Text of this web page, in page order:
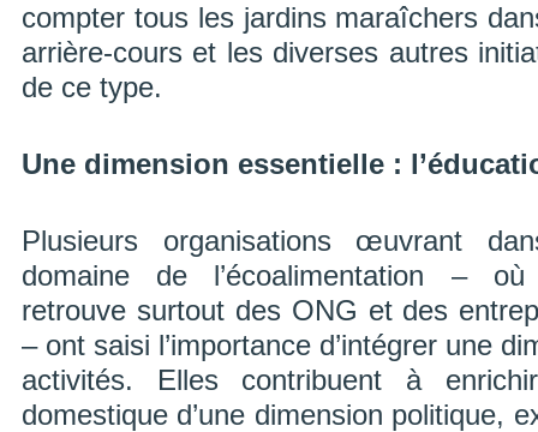
compter tous les jardins maraîchers
arrière-cours et les diverses autres
de ce type.
Une dimension essentielle :
Plusieurs organisations œuvrant
domaine de l’écoalimentation – où
retrouve surtout des ONG et des
– ont saisi l’importance d’intégrer une
activités. Elles contribuent à
domestique d’une dimension politique,